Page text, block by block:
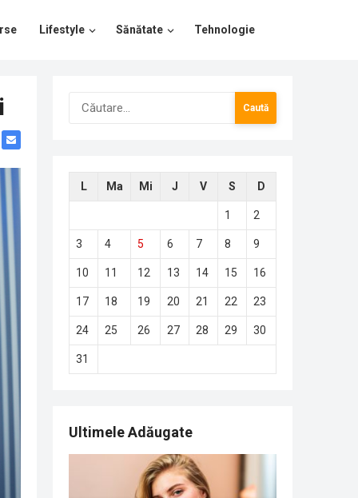
Lifestyle Sănătate Tehnologie
Caută
după:
L Ma Mi J V S D
1 2
3 4 5 6 7 8 9
10 11 12 13 14 15 16
17 18 19 20 21 22 23
24 25 26 27 28 29 30
31
Ultimele Adăugate